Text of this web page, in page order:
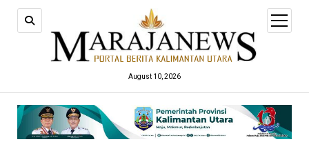
August 10, 2026
open
menu